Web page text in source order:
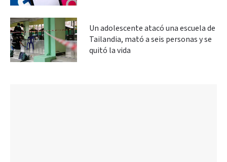
Un adolescente atacó una escuela de
Tailandia, mató a seis personas y se
quitó la vida